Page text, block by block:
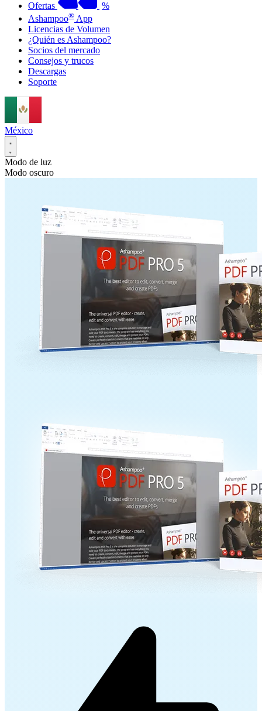
Ofertas
%
Ashampoo® App
Licencias de Volumen
¿Quién es Ashampoo?
Socios del mercado
Consejos y trucos
Descargas
Soporte
México
Modo de luz
Modo oscuro